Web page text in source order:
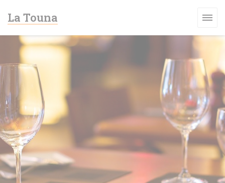
La Touna